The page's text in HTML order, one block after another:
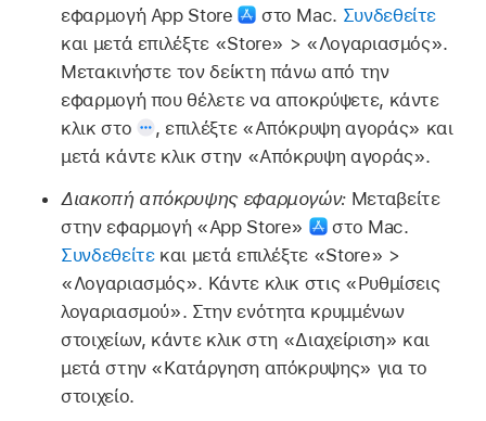
εφαρμογή App Store
στο Mac. Συνδεθείτε
και μετά επιλέξτε «Store» > «Λογαριασμός».
Μετακινήστε τον δείκτη πάνω από την
εφαρμογή που θέλετε να αποκρύψετε, κάντε
κλικ στο
, επιλέξτε «Απόκρυψη αγοράς» και
μετά κάντε κλικ στην «Απόκρυψη αγοράς».
Διακοπή απόκρυψης εφαρμογών: Μεταβείτε
στην εφαρμογή «App Store»
στο Mac.
Συνδεθείτεκαι μετά επιλέξτε «Store» >
«Λογαριασμός». Κάντε κλικ στις «Ρυθμίσεις
λογαριασμού». Στην ενότητα κρυμμένων
στοιχείων, κάντε κλικ στη «Διαχείριση» και
μετά στην «Κατάργηση απόκρυψης» για το
στοιχείο.